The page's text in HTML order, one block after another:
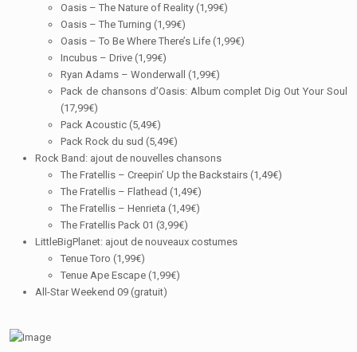
Oasis – The Nature of Reality (1,99€)
Oasis – The Turning (1,99€)
Oasis – To Be Where There’s Life (1,99€)
Incubus – Drive (1,99€)
Ryan Adams – Wonderwall (1,99€)
Pack de chansons d’Oasis: Album complet Dig Out Your Soul
(17,99€)
Pack Acoustic (5,49€)
Pack Rock du sud (5,49€)
Rock Band: ajout de nouvelles chansons
The Fratellis – Creepin’ Up the Backstairs (1,49€)
The Fratellis – Flathead (1,49€)
The Fratellis – Henrieta (1,49€)
The Fratellis Pack 01 (3,99€)
LittleBigPlanet: ajout de nouveaux costumes
Tenue Toro (1,99€)
Tenue Ape Escape (1,99€)
All-Star Weekend 09 (gratuit)